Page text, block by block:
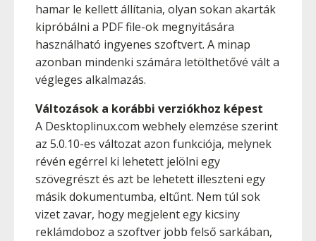
hamar le kellett állítania, olyan sokan akarták
kipróbálni a PDF file-ok megnyitására
használható ingyenes szoftvert. A minap
azonban mindenki számára letölthetővé vált a
végleges alkalmazás.
Változások a korábbi verziókhoz képest
A Desktoplinux.com webhely elemzése szerint
az 5.0.10-es változat azon funkciója, melynek
révén egérrel ki lehetett jelölni egy
szövegrészt és azt be lehetett illeszteni egy
másik dokumentumba, eltűnt. Nem túl sok
vizet zavar, hogy megjelent egy kicsiny
reklámdoboz a szoftver jobb felső sarkában,